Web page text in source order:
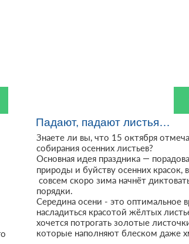
Падают, падают листья…
Знаете ли вы, что 15 октября
собирания осенних листьев?
Основная идея праздника —
природы и буйству осенних красок,
совсем скоро зима начнёт
порядки.
Середина осени - это оптимальное
насладиться красотой жёлтых
хочется потрогать золотые
которые наполняют блеском даже